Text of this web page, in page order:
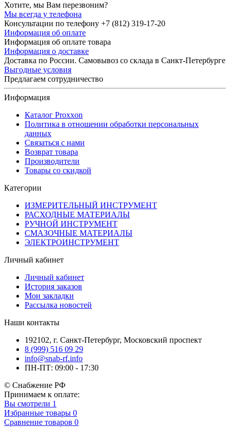
Хотите, мы Вам перезвоним?
Мы всегда у телефона
Консультации по телефону +7 (812) 319-17-20
Информация об оплате
Информация об оплате товара
Информация о доставке
Доставка по России. Самовывоз со склада в Санкт-Петербурге
Выгодные условия
Предлагаем сотрудничество
Информация
Каталог Proxxon
Политика в отношении обработки персональных
данных
Связаться с нами
Возврат товара
Производители
Товары со скидкой
Категории
ИЗМЕРИТЕЛЬНЫЙ ИНСТРУМЕНТ
РАСХОДНЫЕ МАТЕРИАЛЫ
РУЧНОЙ ИНСТРУМЕНТ
СМАЗОЧНЫЕ МАТЕРИАЛЫ
ЭЛЕКТРОИНСТРУМЕНТ
Личный кабинет
Личный кабинет
История заказов
Мои закладки
Рассылка новостей
Наши контакты
192102, г. Санкт-Петербург, Московский проспект
8 (999) 516 09 29
info@snab-rf.info
ПН-ПТ: 09:00 - 17:30
© Снабжение РФ
Принимаем к оплате:
Вы смотрели 1
Избранные товары 0
Сравнение товаров 0